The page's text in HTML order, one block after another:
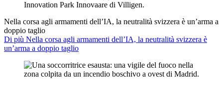
Nella corsa agli armamenti dell’IA, la neutralità svizzera è un’arma a
doppio taglio
Di più Nella corsa agli armamenti dell’IA, la neutralità svizzera è
un’arma a doppio taglio